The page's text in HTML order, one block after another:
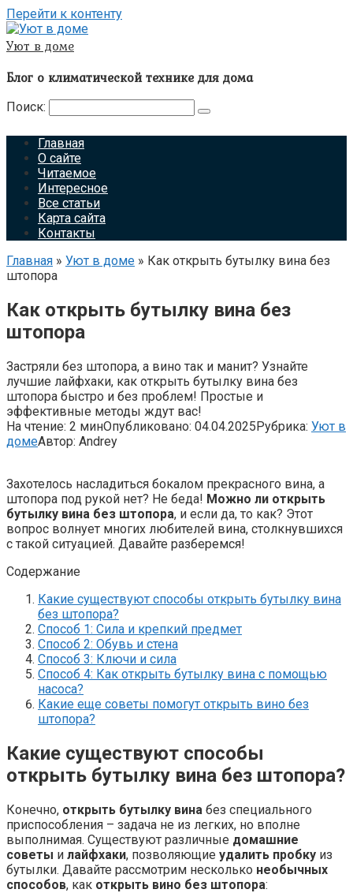
Перейти к контенту
Уют в доме
Блог о климатической технике для дома
Поиск:
Главная
О сайте
Читаемое
Интересное
Все статьи
Карта сайта
Контакты
Главная » Уют в доме » Как открыть бутылку вина без
штопора
Как открыть бутылку вина без
штопора
Застряли без штопора, а вино так и манит? Узнайте
лучшие лайфхаки, как открыть бутылку вина без
штопора быстро и без проблем! Простые и
эффективные методы ждут вас!
На чтение: 2 минОпубликовано: 04.04.2025Рубрика: Уют в
домеАвтор: Andrey
Захотелось насладиться бокалом прекрасного вина, а
штопора под рукой нет? Не беда! Можно ли открыть
бутылку вина без штопора, и если да, то как? Этот
вопрос волнует многих любителей вина, столкнувшихся
с такой ситуацией. Давайте разберемся!
Содержание
Какие существуют способы открыть бутылку вина
без штопора?
Способ 1: Сила и крепкий предмет
Способ 2: Обувь и стена
Способ 3: Ключи и сила
Способ 4: Как открыть бутылку вина с помощью
насоса?
Какие еще советы помогут открыть вино без
штопора?
Какие существуют способы
открыть бутылку вина без штопора?
Конечно, открыть бутылку вина без специального
приспособления – задача не из легких, но вполне
выполнимая. Существуют различные домашние
советы и лайфхаки, позволяющие удалить пробку из
бутылки. Давайте рассмотрим несколько необычных
способов, как открыть вино без штопора: